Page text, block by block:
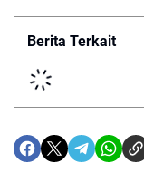
Berita Terkait